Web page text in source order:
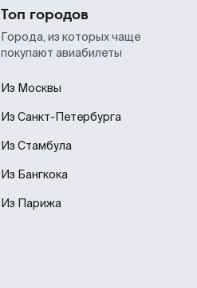
Топ городов
Города, из которых чаще
покупают авиабилеты
Из Москвы
Из Санкт-Петербурга
Из Стамбула
Из Бангкока
Из Парижа